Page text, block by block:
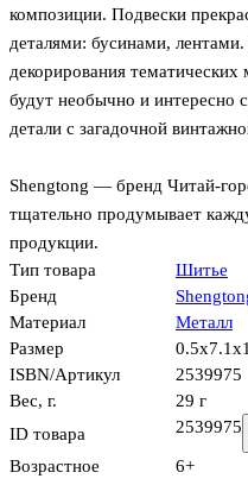
композиции. Подвески
деталями: бусинами,
декорирования
будут необычно и интересно
детали с загадочной
Shengtong — бренд Читай-
тщательно продумывает
продукции.
Тип товара
Шитье
Бренд
Материал
Металл
Размер
ISBN/Артикул
2539975
Вес, г.
29 г
ID товара
2539975
Возрастное
6+